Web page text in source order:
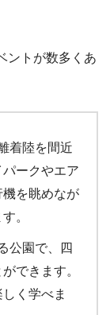
ントが数多くあ
着陸を間近
ークやエア
を眺めなが
。
公園で、四
できます。
く学べま